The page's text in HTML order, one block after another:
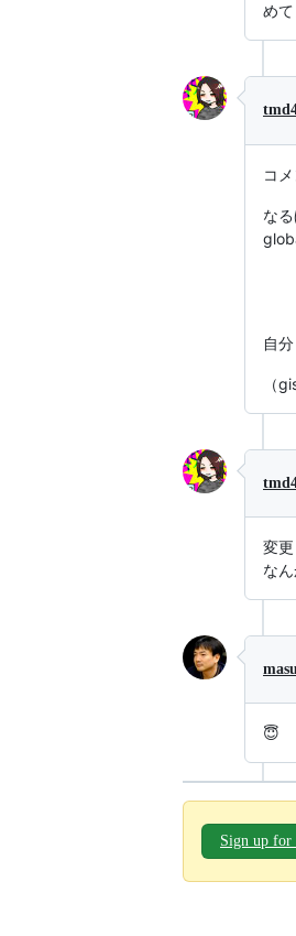
めて
コ
なる
自
（
変更
な
😇
Sign up for